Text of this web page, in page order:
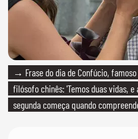
→ Frase do dia de Confúcio, famoso
filósofo chinês: 'Temos duas vidas, e
segunda começa quando